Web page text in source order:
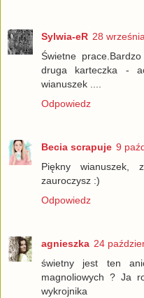
Sylwia-eR 28
Świetne
druga karteczka -
wianuszek ....
Odpowiedz
Becia scrapuje 9
Piękny wianuszek,
zauroczysz :)
Odpowiedz
agnieszka 24
świetny jest ten
magnoliowych ? Ja
wykrojnika